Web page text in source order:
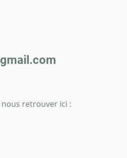
retrouver ici :